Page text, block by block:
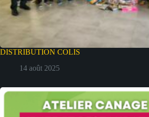
DISTRIBUTION COLIS
14 août 2025